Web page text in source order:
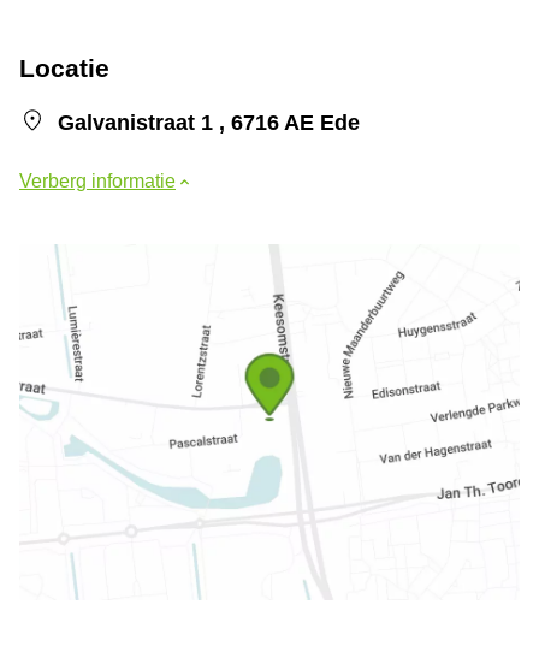
Locatie
Galvanistraat 1 , 6716 AE Ede
Verberg informatie